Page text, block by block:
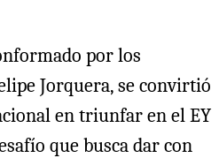
por los
Jorquera, se convirtió
en triunfar en el EY
que busca dar con